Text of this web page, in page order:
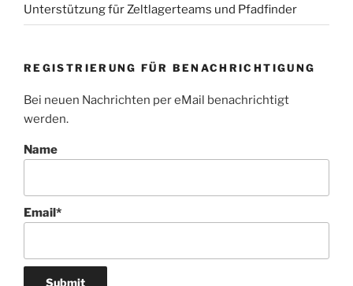
Unterstützung für Zeltlagerteams und Pfadfinder
REGISTRIERUNG FÜR BENACHRICHTIGUNG
Bei neuen Nachrichten per eMail benachrichtigt
werden.
Name
Email*